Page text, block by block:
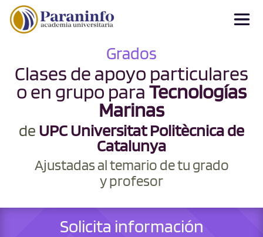
Grados
Clases de apoyo particulares
o en grupo para Tecnologías
Marinas
de UPC Universitat Politècnica de
Catalunya
Ajustadas al temario de tu grado
y profesor
Solicita información